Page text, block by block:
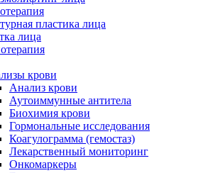
пластика лица
лица
крови
Анализ крови
Аутоиммунные антитела
Биохимия крови
Гормональные исследования
Коагулограмма (гемостаз)
Лекарственный мониторинг
Онкомаркеры